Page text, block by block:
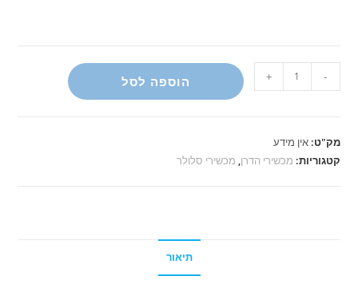
של
256g
8g
-
+ הוספה לסל
מק"ט:אין מידע
קטגוריות: מכשירי הדרן, מכשירי סלולר
תיאור